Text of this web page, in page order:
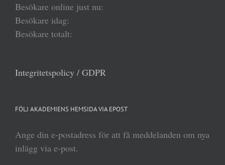
Besökare online just nu:
Besökare idag:
Besökare totalt:
Integritetspolicy / GDPR
FÖLJ AKADEMIENS HEMSIDA VIA EPOST
Ange din e-postadress för att få meddelanden om nya
inlägg via e-post.